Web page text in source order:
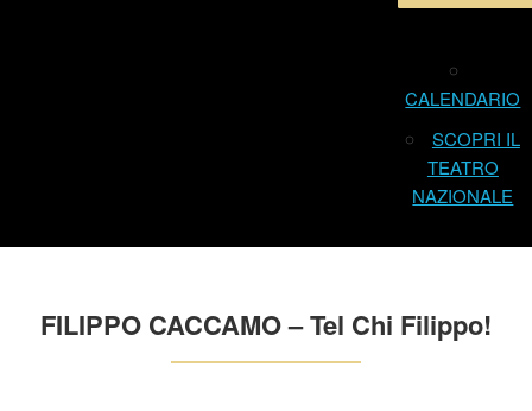
CALENDARIO
SCOPRI IL
TEATRO
NAZIONALE
FILIPPO CACCAMO – Tel Chi Filippo!